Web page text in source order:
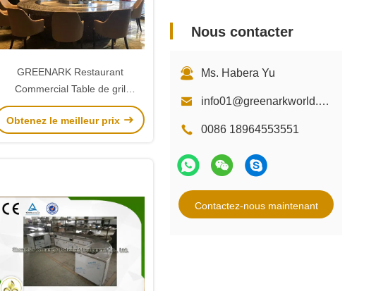
Nous contacter
Ms. Habera Yu
info01@greenarkworld.com
0086 18964553551
Contactez-nous maintenant
GREENARK Restaurant
Commercial Table de gril
électrique ronde Teppanyaki
Obtenez le meilleur prix